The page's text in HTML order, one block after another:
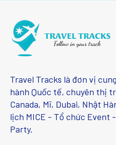
Travel Tracks là đơn vị
hành Quốc tế, chuyên thị
Canada, Mĩ, Dubai, Nhật
lịch MICE - Tổ chức Event
Party.